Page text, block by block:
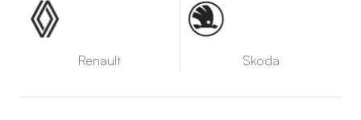
Renault Skoda